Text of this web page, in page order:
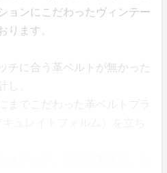
ョンにこだわったヴィンテー
ります。
チに合う革ベルトが無かった
し、